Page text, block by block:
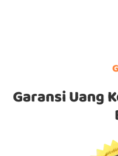
Garansi Uang